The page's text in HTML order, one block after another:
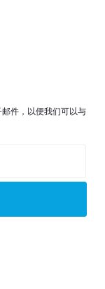
件，以便我们可以与